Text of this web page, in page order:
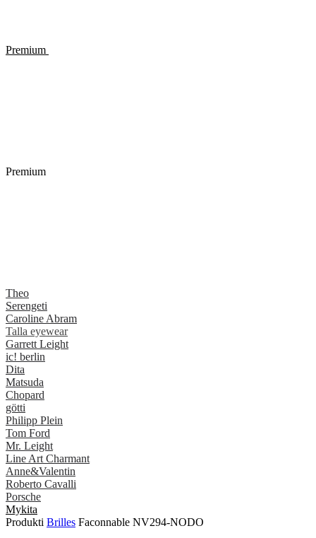
Premium
Premium
Theo
Serengeti
Caroline Abram
Talla eyewear
Garrett Leight
ic! berlin
Dita
Matsuda
Chopard
götti
Philipp Plein
Tom Ford
Mr. Leight
Line Art Charmant
Anne&Valentin
Roberto Cavalli
Porsche
Mykita
Produkti Brilles Faconnable NV294-NODO